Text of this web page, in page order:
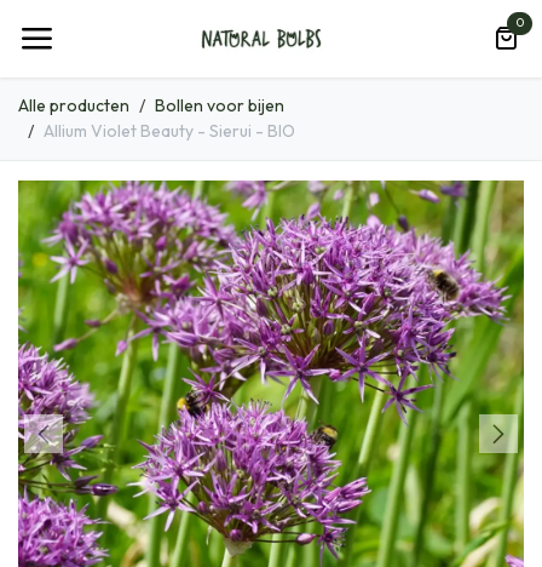
0
Alle producten
Bollen voor bijen
Allium Violet Beauty - Sierui - BIO